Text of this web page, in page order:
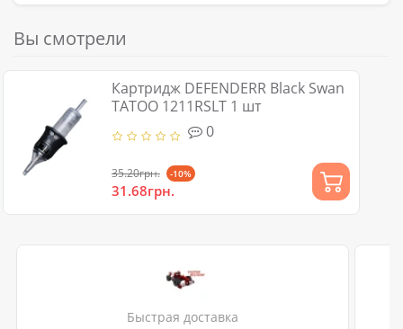
Вы смотрели
Картридж DEFENDERR Black Swan
TATOO 1211RSLT 1 шт
0
35.20грн. -10%
31.68грн.
Быстрая доставка